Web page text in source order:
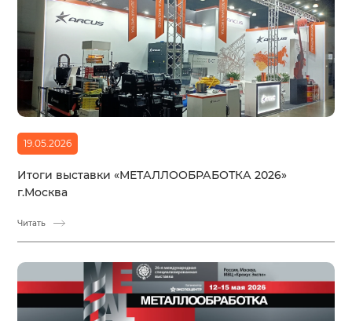
19.05.2026
Итоги выставки «МЕТАЛЛООБРАБОТКА 2026»
г.Москва
Читать